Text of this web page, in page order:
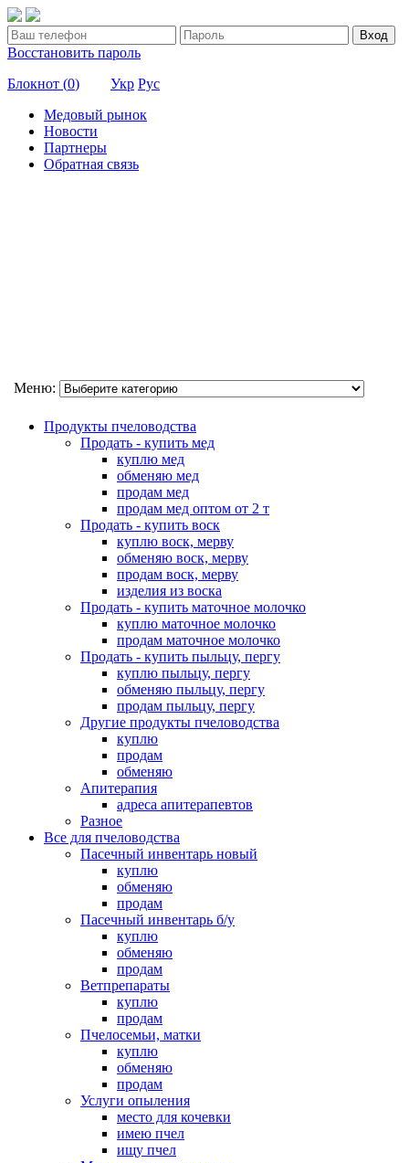
Вход
Восстановить пароль
Блокнот (0) Укр Рус
Медовый рынок
Новости
Партнеры
Обратная связь
Меню:
Продукты пчеловодства
Продать - купить мед
куплю мед
обменяю мед
продам мед
продам мед оптом от 2 т
Продать - купить воск
куплю воск, мерву
обменяю воск, мерву
продам воск, мерву
изделия из воска
Продать - купить маточное молочко
куплю маточное молочко
продам маточное молочко
Продать - купить пыльцу, пергу
куплю пыльцу, пергу
обменяю пыльцу, пергу
продам пыльцу, пергу
Другие продукты пчеловодства
куплю
продам
обменяю
Апитерапия
адреса апитерапевтов
Разное
Все для пчеловодства
Пасечный инвентарь новый
куплю
обменяю
продам
Пасечный инвентарь б/у
куплю
обменяю
продам
Ветпрепараты
куплю
продам
Пчелосемьи, матки
куплю
обменяю
продам
Услуги опыления
место для кочевки
имею пчел
ищу пчел